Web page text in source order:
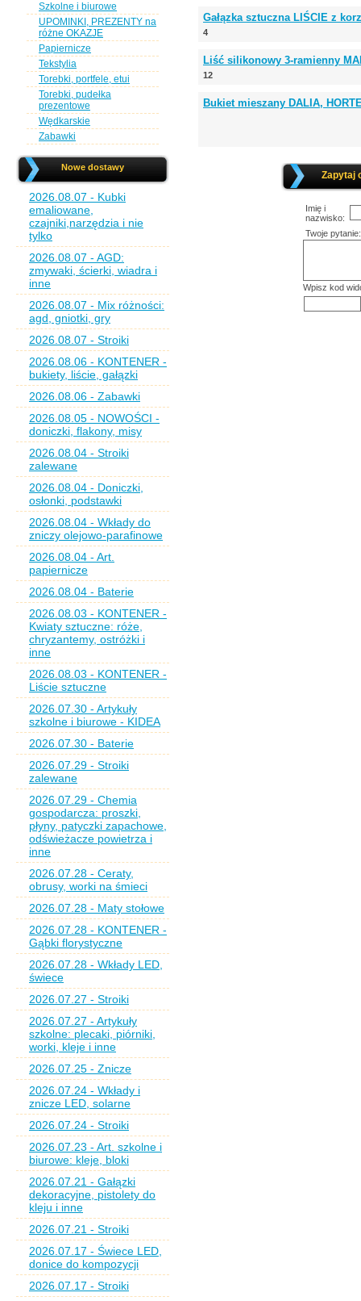
Szkolne i biurowe
UPOMINKI, PREZENTY na
różne OKAZJE
Papiernicze
Tekstylia
Torebki, portfele, etui
Torebki, pudełka
prezentowe
Wędkarskie
Zabawki
Nowe dostawy
2026.08.07 - Kubki
emaliowane,
czajniki,narzędzia i nie
tylko
2026.08.07 - AGD:
zmywaki, ścierki, wiadra i
inne
2026.08.07 - Mix różności:
agd, gniotki, gry
2026.08.07 - Stroiki
2026.08.06 - KONTENER -
bukiety, liście, gałązki
2026.08.06 - Zabawki
2026.08.05 - NOWOŚCI -
doniczki, flakony, misy
2026.08.04 - Stroiki
zalewane
2026.08.04 - Doniczki,
osłonki, podstawki
2026.08.04 - Wkłady do
zniczy olejowo-parafinowe
2026.08.04 - Art.
papiernicze
2026.08.04 - Baterie
2026.08.03 - KONTENER -
Kwiaty sztuczne: róże,
chryzantemy, ostróżki i
inne
2026.08.03 - KONTENER -
Liście sztuczne
2026.07.30 - Artykuły
szkolne i biurowe - KIDEA
2026.07.30 - Baterie
2026.07.29 - Stroiki
zalewane
2026.07.29 - Chemia
gospodarcza: proszki,
płyny, patyczki zapachowe,
odświeżacze powietrza i
inne
2026.07.28 - Ceraty,
obrusy, worki na śmieci
2026.07.28 - Maty stołowe
2026.07.28 - KONTENER -
Gąbki florystyczne
2026.07.28 - Wkłady LED,
świece
2026.07.27 - Stroiki
2026.07.27 - Artykuły
szkolne: plecaki, piórniki,
worki, kleje i inne
2026.07.25 - Znicze
2026.07.24 - Wkłady i
znicze LED, solarne
2026.07.24 - Stroiki
2026.07.23 - Art. szkolne i
biurowe: kleje, bloki
2026.07.21 - Gałązki
dekoracyjne, pistolety do
kleju i inne
2026.07.21 - Stroiki
2026.07.17 - Świece LED,
donice do kompozycji
2026.07.17 - Stroiki
Gałązka sztuczna LIŚCIE z
4
Liść silikonowy 3-ramienny
12
Bukiet mieszany DALIA,
Zapytaj
Imię i
nazwisko:
Twoje pytanie:
Wpisz kod